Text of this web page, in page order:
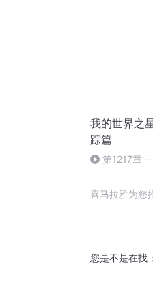
我的世界之
踪篇
第1217章
喜马拉雅为您
您是不是在找：